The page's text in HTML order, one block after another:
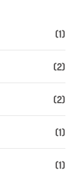
(1)
(2)
(2)
(1)
(1)